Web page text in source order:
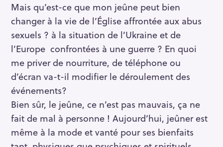
Mais qu’est-ce que mon jeûne peut bien
changer à la vie de l’Église affrontée aux abus
sexuels ? à la situation de l’Ukraine et de
l’Europe confrontées à une guerre ? En quoi
me priver de nourriture, de téléphone ou
d’écran va-t-il modifier le déroulement des
événements?
Bien sûr, le jeûne, ce n’est pas mauvais, ça ne
fait de mal à personne ! Aujourd’hui, jeûner est
même à la mode et vanté pour ses bienfaits